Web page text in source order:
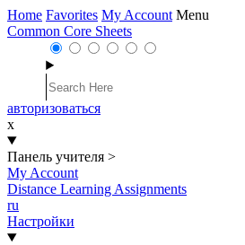
Home Favorites My Account Menu
Common Core Sheets
авторизоваться
x
Панель учителя >
My Account
Distance Learning Assignments
ru
Настройки